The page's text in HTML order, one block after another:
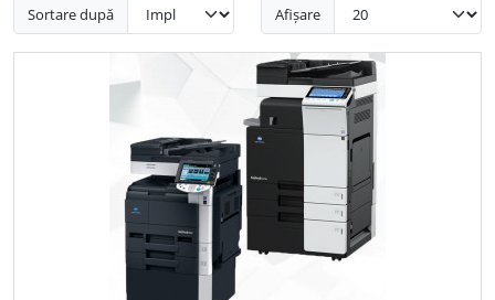
Sortare după Afișare